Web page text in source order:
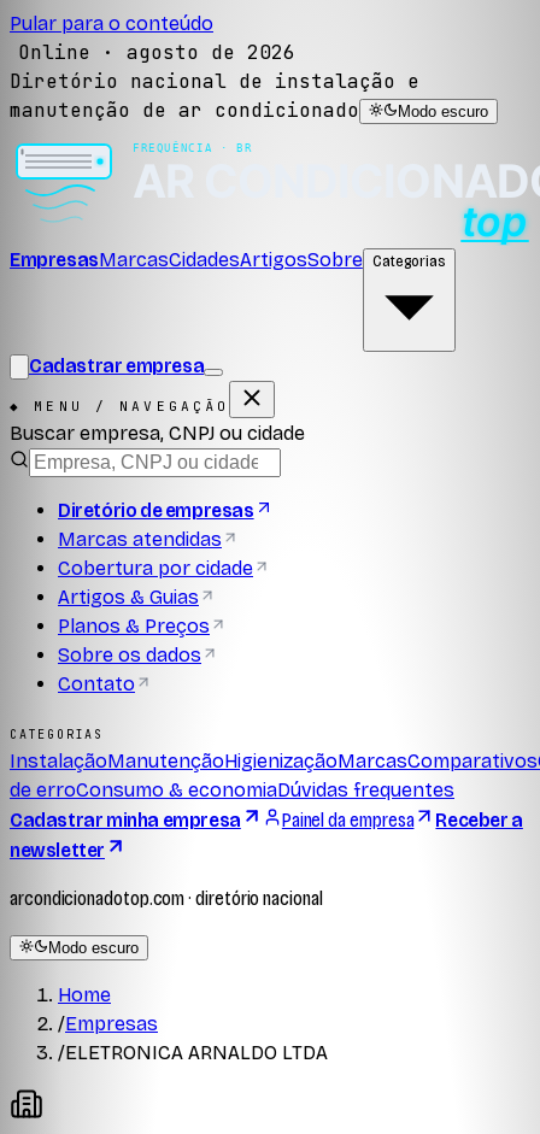
Pular para o conteúdo
Online · agosto de 2026
Diretório nacional de instalação e
manutenção de ar condicionado
Modo escuro
EmpresasMarcasCidadesArtigosSobre Categorias
Cadastrar empresa
◆ MENU / NAVEGAÇÃO
Buscar empresa, CNPJ ou cidade
Diretório de empresas
Marcas atendidas
Cobertura por cidade
Artigos & Guias
Planos & Preços
Sobre os dados
Contato
CATEGORIAS
InstalaçãoManutençãoHigienizaçãoMarcasComparativos
de erroConsumo & economiaDúvidas frequentes
Cadastrar minha empresa
Painel da empresa
Receber a
newsletter
arcondicionadotop.com · diretório nacional
Modo escuro
Home
/Empresas
/ELETRONICA ARNALDO LTDA